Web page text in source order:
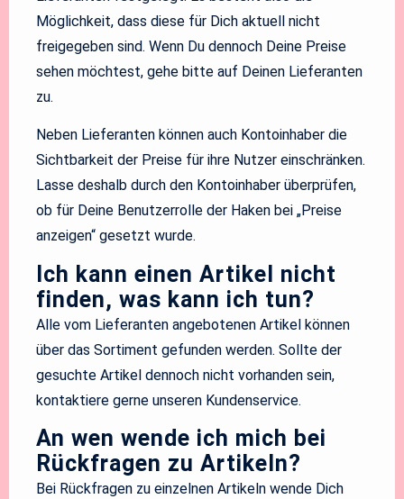
Möglichkeit, dass diese für Dich aktuell nicht
freigegeben sind. Wenn Du dennoch Deine Preise
sehen möchtest, gehe bitte auf Deinen Lieferanten
zu.
Neben Lieferanten können auch Kontoinhaber die
Sichtbarkeit der Preise für ihre Nutzer einschränken.
Lasse deshalb durch den Kontoinhaber überprüfen,
ob für Deine Benutzerrolle der Haken bei „Preise
anzeigen“ gesetzt wurde.
Ich kann einen Artikel nicht
finden, was kann ich tun?
Alle vom Lieferanten angebotenen Artikel können
über das Sortiment gefunden werden. Sollte der
gesuchte Artikel dennoch nicht vorhanden sein,
kontaktiere gerne unseren Kundenservice.
An wen wende ich mich bei
Rückfragen zu Artikeln?
Bei Rückfragen zu einzelnen Artikeln wende Dich